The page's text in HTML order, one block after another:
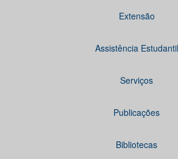
Extensão
Assistência Estudantil
Serviços
Publicações
Bibliotecas